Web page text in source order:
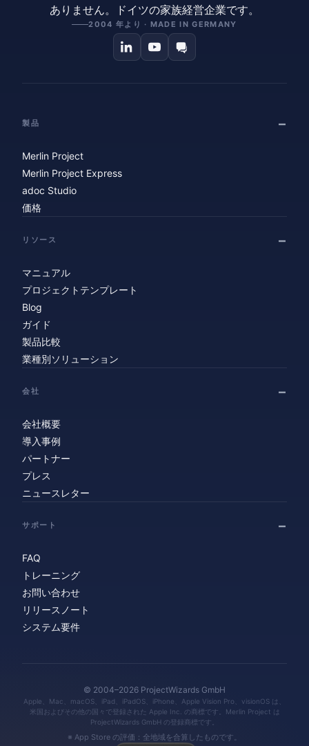
ありません。ドイツの家族経営企業です。
2004 年より · MADE IN GERMANY
製品
Merlin Project
Merlin Project Express
adoc Studio
価格
リソース
マニュアル
プロジェクトテンプレート
Blog
ガイド
製品比較
業種別ソリューション
会社
会社概要
導入事例
パートナー
プレス
ニュースレター
サポート
FAQ
トレーニング
お問い合わせ
リリースノート
システム要件
© 2004–2026 ProjectWizards GmbH
Apple、Mac、macOS、iPad、iPadOS、iPhone、Apple Vision Pro、visionOS は、
米国およびその他の国々で登録された Apple Inc. の商標です。Merlin Project は
ProjectWizards GmbH の登録商標です。
※ App Store の評価：全地域を合算したものです。